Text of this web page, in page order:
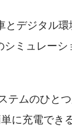
デジタル
ミュレー
テムのひと
に充電でき